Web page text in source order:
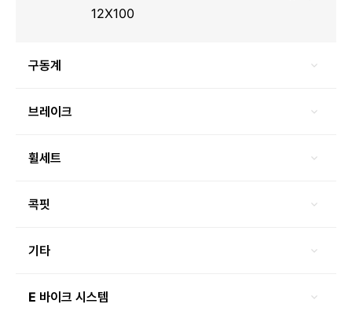
12X100
구동계
브레이크
휠세트
콕핏
기타
E 바이크 시스템